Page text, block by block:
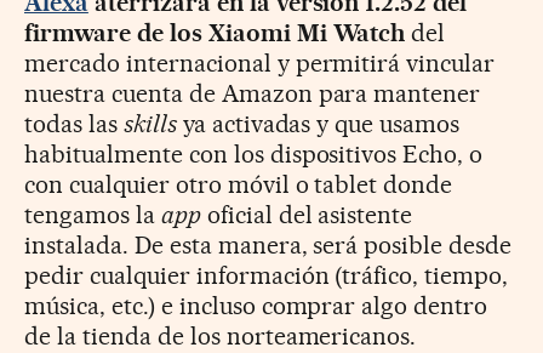
firmware de los Xiaomi Mi Watch del
mercado internacional y permitirá vincular
nuestra cuenta de Amazon para mantener
todas las skillsya activadas y que usamos
habitualmente con los dispositivos Echo, o
con cualquier otro móvil o tablet donde
tengamos la appoficial del asistente
instalada. De esta manera, será posible desde
pedir cualquier información (tráfico, tiempo,
música, etc.) e incluso comprar algo dentro
de la tienda de los norteamericanos.